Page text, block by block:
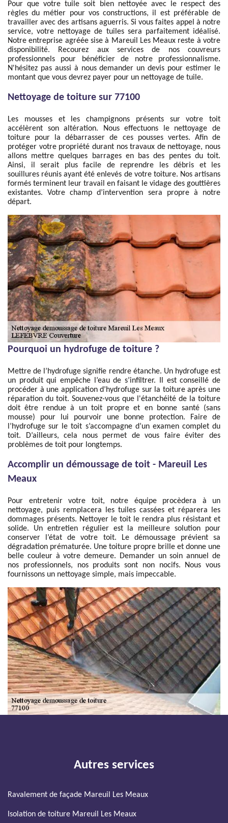
Pour que votre tuile soit bien nettoyée avec le respect des
règles du métier pour vos constructions, il est préférable de
travailler avec des artisans aguerris. Si vous faites appel à notre
service, votre nettoyage de tuiles sera parfaitement idéalisé.
Notre entreprise agréée sise à Mareuil Les Meaux reste à votre
disponibilité. Recourez aux services de nos couvreurs
professionnels pour bénéficier de notre professionnalisme.
N'hésitez pas aussi à nous demander un devis pour estimer le
montant que vous devrez payer pour un nettoyage de tuile.
Nettoyage de toiture sur 77100
Les mousses et les champignons présents sur votre toit
accélèrent son altération. Nous effectuons le nettoyage de
toiture pour la débarrasser de ces pousses vertes. Afin de
protéger votre propriété durant nos travaux de nettoyage, nous
allons mettre quelques barrages en bas des pentes du toit.
Ainsi, il serait plus facile de reprendre les débris et les
souillures réunis ayant été enlevés de votre toiture. Nos artisans
formés terminent leur travail en faisant le vidage des gouttières
existantes. Votre champ d’intervention sera propre à notre
départ.
Pourquoi un hydrofuge de toiture ?
Mettre de l’hydrofuge signifie rendre étanche. Un hydrofuge est
un produit qui empêche l’eau de s’infiltrer. Il est conseillé de
procéder à une application d’hydrofuge sur la toiture après une
réparation du toit. Souvenez-vous que l'étanchéité de la toiture
doit être rendue à un toit propre et en bonne santé (sans
mousse) pour lui pourvoir une bonne protection. Faire de
l’hydrofuge sur le toit s’accompagne d’un examen complet du
toit. D’ailleurs, cela nous permet de vous faire éviter des
problèmes de toit pour longtemps.
Accomplir un démoussage de toit - Mareuil Les
Meaux
Pour entretenir votre toit, notre équipe procèdera à un
nettoyage, puis remplacera les tuiles cassées et réparera les
dommages présents. Nettoyer le toit le rendra plus résistant et
solide. Un entretien régulier est la meilleure solution pour
conserver l’état de votre toit. Le démoussage prévient sa
dégradation prématurée. Une toiture propre brille et donne une
belle couleur à votre demeure. Demander un soin annuel de
nos professionnels, nos produits sont non nocifs. Nous vous
fournissons un nettoyage simple, mais impeccable.
Autres services
Ravalement de façade Mareuil Les Meaux
Isolation de toiture Mareuil Les Meaux